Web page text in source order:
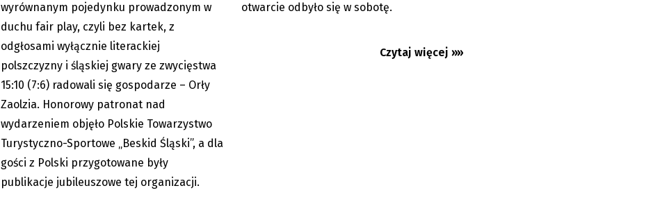
wyrównanym pojedynku prowadzonym w
duchu fair play, czyli bez kartek, z
odgłosami wyłącznie literackiej
polszczyzny i śląskiej gwary ze zwycięstwa
15:10 (7:6) radowali się gospodarze – Orły
Zaolzia. Honorowy patronat nad
wydarzeniem objęło Polskie Towarzystwo
Turystyczno-Sportowe „Beskid Śląski”, a dla
gości z Polski przygotowane były
publikacje jubileuszowe tej organizacji.
otwarcie odbyło się w sobotę.
Czytaj więcej »»